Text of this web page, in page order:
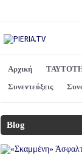
Αρχική
Συνεντεύξεις
Blog